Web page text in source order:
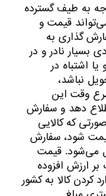
به طیف گسترده
قیمت و
گذاری به
بسیار نادر و در
اشتباه در
نباشد،
وقت این
دهد و سفارش
که کالایی
شود، سفارش
می‏‌شود. قیمت
ارزش افزوده
کردن کالا به کشور